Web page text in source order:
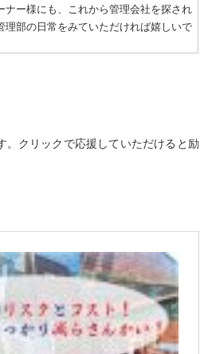
ナー様にも、これから管理会社を探され
理部の日常をみていただければ嬉しいで
。クリックで応援していただけると励